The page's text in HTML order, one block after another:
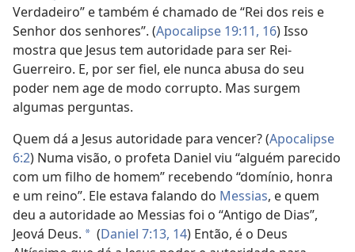
Verdadeiro” e também é chamado de “Rei dos reis e
Senhor dos senhores”. (Apocalipse 19:11, 16) Isso
mostra que Jesus tem autoridade para ser Rei-
Guerreiro. E, por ser fiel, ele nunca abusa do seu
poder nem age de modo corrupto. Mas surgem
algumas perguntas.
Quem dá a Jesus autoridade para vencer? (Apocalipse
6:2) Numa visão, o profeta Daniel viu “alguém parecido
com um filho de homem” recebendo “domínio, honra
e um reino”. Ele estava falando do Messias, e quem
deu a autoridade ao Messias foi o “Antigo de Dias”,
Jeová Deus. a (Daniel 7:13, 14) Então, é o Deus